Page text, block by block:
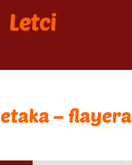
Letci
– flayera